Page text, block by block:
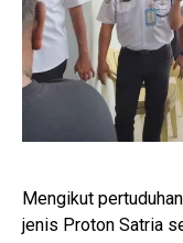
Mengikut
jenis Proton Satria